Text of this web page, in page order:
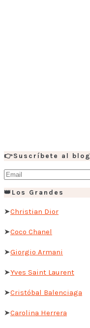
👉Suscríbete al blog
👑Los Grandes
➤Christian Dior
➤Coco Chanel
➤Giorgio Armani
➤Yves Saint Laurent
➤Cristóbal Balenciaga
➤Carolina Herrera